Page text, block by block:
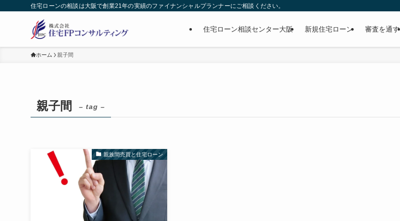
住宅ローンの相談は大阪で創業21年の実績のファイナンシャルプランナーにご相談ください。
住宅ローン相談センター大阪 新規住宅ローン 審査を通す
ホーム 親子間
親子間 – tag –
親族間売買と住宅ローン